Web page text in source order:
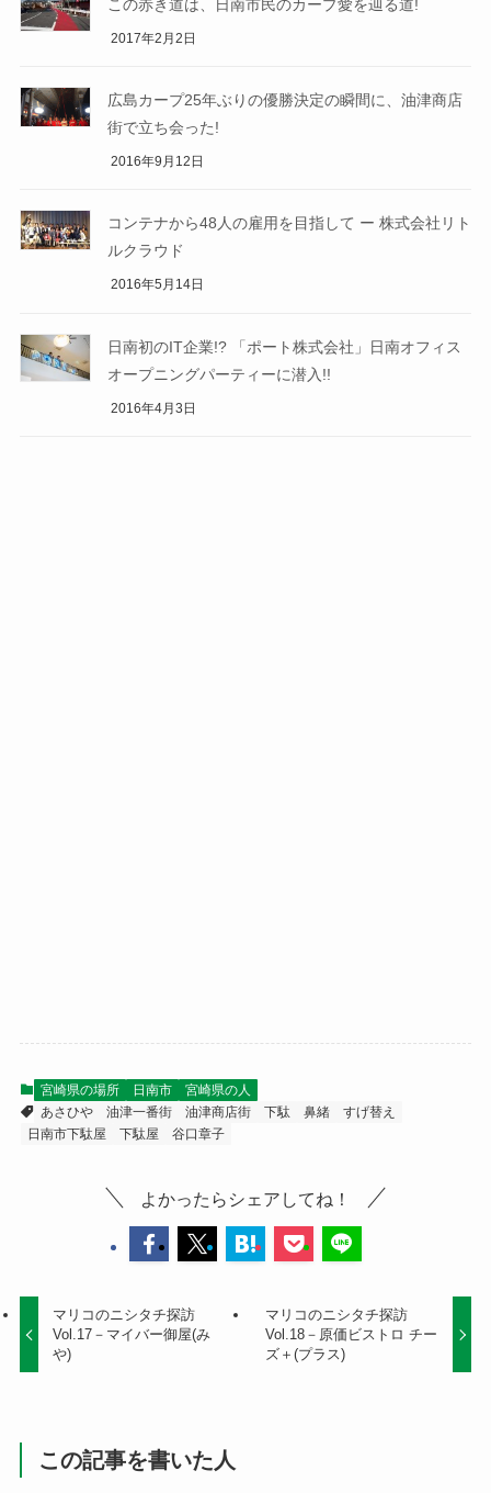
この赤き道は、日南市民のカープ愛を辿る道!
2017年2月2日
広島カープ25年ぶりの優勝決定の瞬間に、油津商店
街で立ち会った!
2016年9月12日
コンテナから48人の雇用を目指して ー 株式会社リト
ルクラウド
2016年5月14日
日南初のIT企業!? 「ポート株式会社」日南オフィス
オープニングパーティーに潜入!!
2016年4月3日
宮崎県の場所 日南市
宮崎県の人
あさひや
油津一番街 油津商店街 下駄 鼻緒
すげ替え
日南市下駄屋
下駄屋 谷口章子
よかったらシェアしてね！
マリコのニシタチ探訪
Vol.17－マイバー御屋(み
や)
マリコのニシタチ探訪
Vol.18－原価ビストロ チー
ズ＋(プラス)
この記事を書いた人